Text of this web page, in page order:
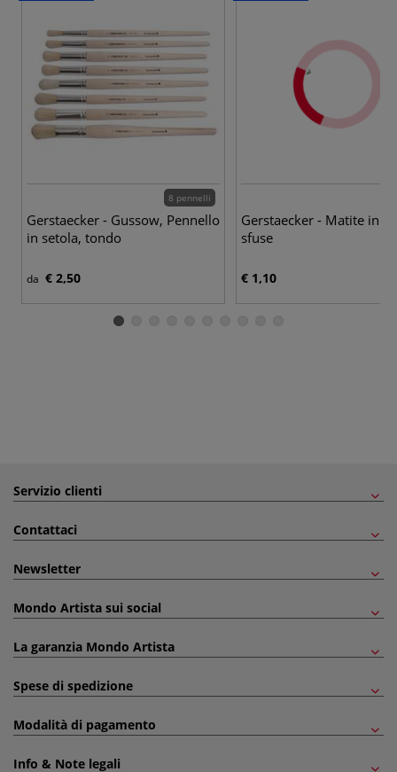
8 pennelli
Gerstaecker - Gussow, Pennello
in setola, tondo
da € 2,50
Gerstaecker - Matite in
sfuse
€ 1,10
Servizio clienti
Contattaci
Newsletter
Mondo Artista sui social
La garanzia Mondo Artista
Spese di spedizione
Modalità di pagamento
Info & Note legali